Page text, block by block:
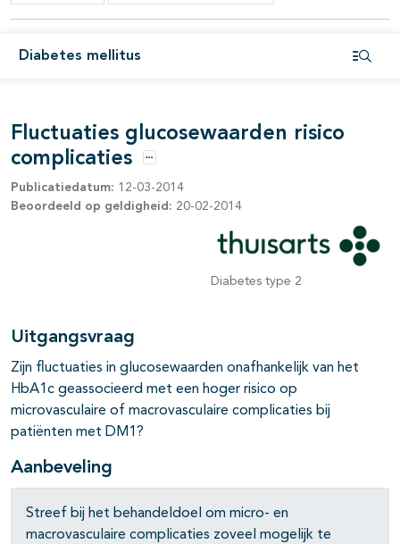
Diabetes mellitus
open- en dichtklappen
open- en dichtklappen
Fluctuaties glucosewaarden risico
complicaties
Opties
Publicatiedatum: 12-03-2014
Beoordeeld op geldigheid: 20-02-2014
Diabetes type 2
Uitgangsvraag
Zijn fluctuaties in glucosewaarden onafhankelijk van het
HbA1c geassocieerd met een hoger risico op
microvasculaire of macrovasculaire complicaties bij
patiënten met DM1?
Aanbeveling
Streef bij het behandeldoel om micro- en
macrovasculaire complicaties zoveel mogelijk te